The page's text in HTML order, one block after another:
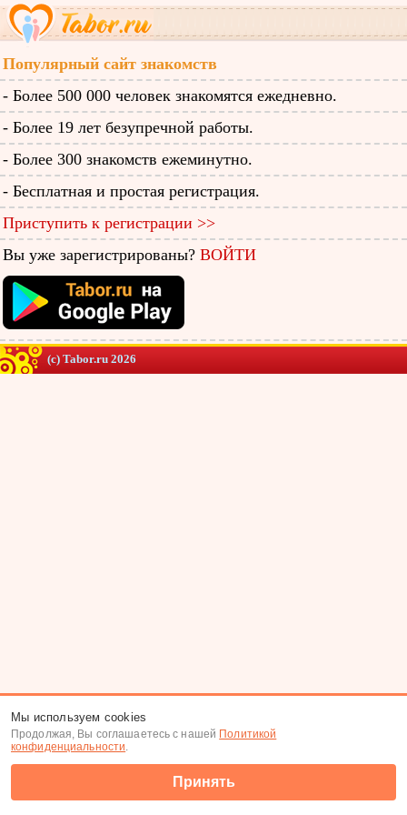
Популярный сайт знакомств
- Более 500 000 человек знакомятся ежедневно.
- Более 19 лет безупречной работы.
- Более 300 знакомств ежеминутно.
- Бесплатная и простая регистрация.
Приступить к регистрации >>
Вы уже зарегистрированы? ВОЙТИ
(c) Tabor.ru 2026
Мы используем cookies
Продолжая, Вы соглашаетесь с нашей Политикой
конфиденциальности.
Принять